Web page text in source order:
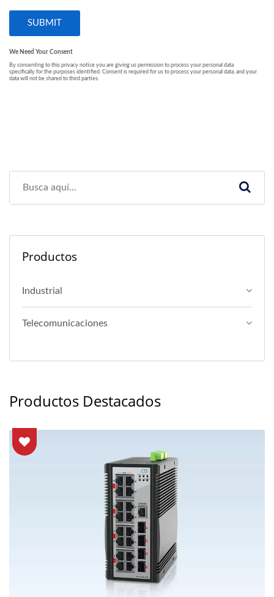
Productos
Industrial
Telecomunicaciones
Productos Destacados